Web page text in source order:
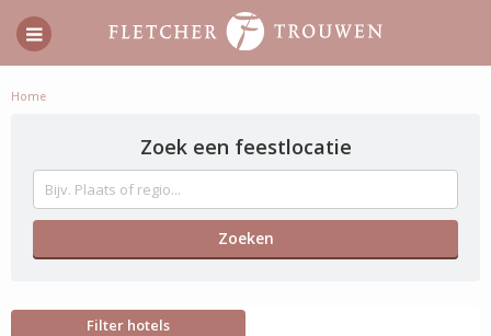
Home
Zoek een feestlocatie
Filter hotels